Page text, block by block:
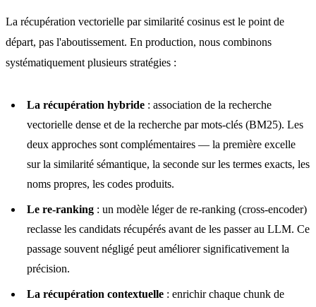
La récupération vectorielle par similarité cosinus est le point de
départ, pas l'aboutissement. En production, nous combinons
systématiquement plusieurs stratégies :
La récupération hybride: association de la recherche
vectorielle dense et de la recherche par mots-clés (BM25). Les
deux approches sont complémentaires — la première excelle
sur la similarité sémantique, la seconde sur les termes exacts, les
noms propres, les codes produits.
Le re-ranking: un modèle léger de re-ranking (cross-encoder)
reclasse les candidats récupérés avant de les passer au LLM. Ce
passage souvent négligé peut améliorer significativement la
précision.
La récupération contextuelle: enrichir chaque chunk de